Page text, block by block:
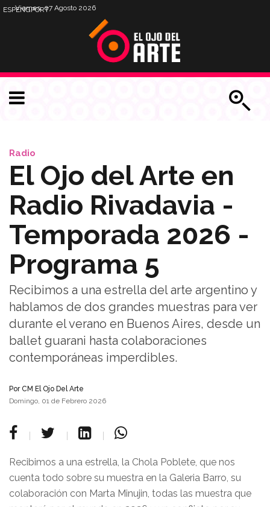
Viernes, 07 Agosto 2026
ESPENGPORT
Radio
El Ojo del Arte en
Radio Rivadavia -
Temporada 2026 -
Programa 5
Recibimos a una estrella del arte argentino y
hablamos de dos grandes muestras para ver
durante el verano en Buenos Aires, desde un
ballet guarani hasta colaboraciones
contemporáneas imperdibles.
PorCM El Ojo Del Arte
Domingo, 01 de Febrero 2026
Recibimos a una estrella, la Chola Poblete, que nos
cuenta todo sobre su muestra en la Galeria Barro, su
colaboración con Marta Minujin, todas las muestra que